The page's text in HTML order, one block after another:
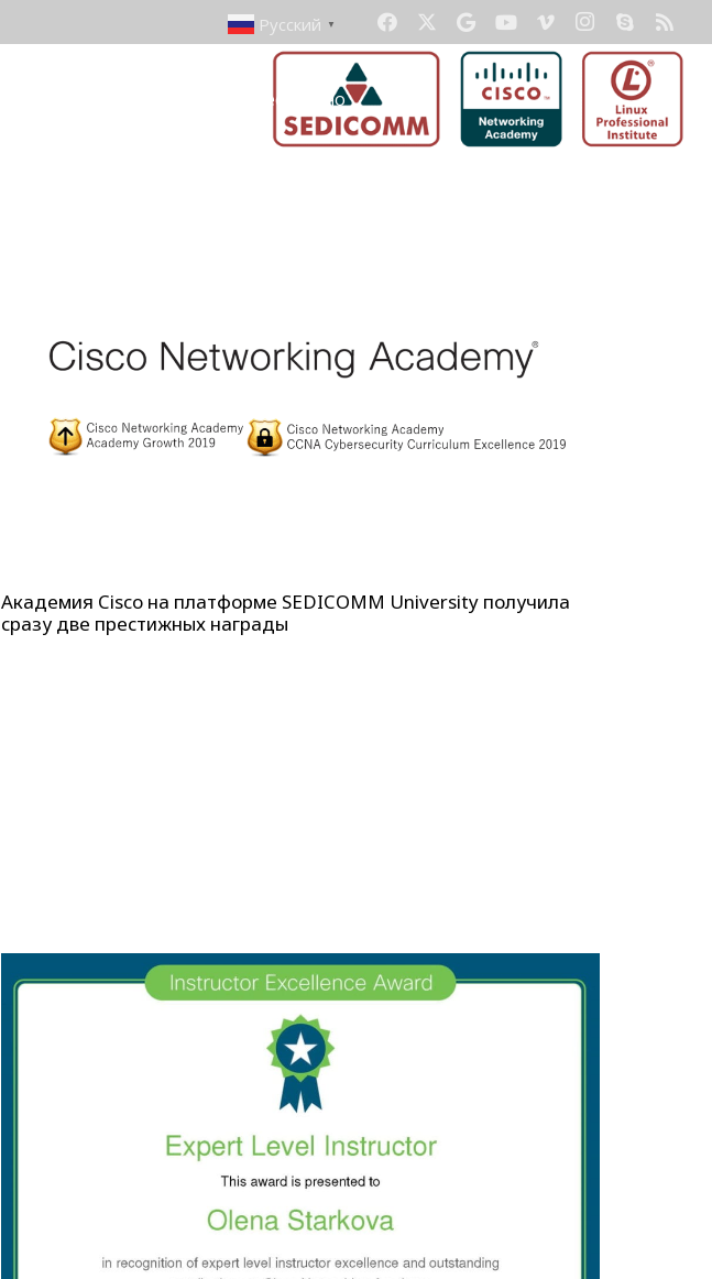
Русский ▼
Попробовать бесплатно
Академия Cisco на платформе SEDICOMM University получила
сразу две престижных награды